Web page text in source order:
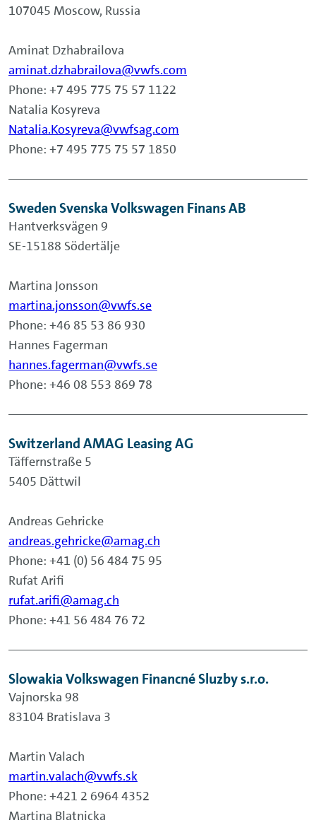
107045 Moscow, Russia
Aminat Dzhabrailova
aminat.dzhabrailova@vwfs.com
Phone: +7 495 775 75 57 1122
Natalia Kosyreva
Natalia.Kosyreva@vwfsag.com
Phone: +7 495 775 75 57 1850
Sweden Svenska Volkswagen Finans AB
Hantverksvägen 9
SE-15188 Södertälje
Martina Jonsson
martina.jonsson@vwfs.se
Phone: +46 85 53 86 930
Hannes Fagerman
hannes.fagerman@vwfs.se
Phone: +46 08 553 869 78
Switzerland AMAG Leasing AG
Täffernstraße 5
5405 Dättwil
Andreas Gehricke
andreas.gehricke@amag.ch
Phone: +41 (0) 56 484 75 95
Rufat Arifi
rufat.arifi@amag.ch
Phone: +41 56 484 76 72
Slowakia Volkswagen Financné Sluzby s.r.o.
Vajnorska 98
83104 Bratislava 3
Martin Valach
martin.valach@vwfs.sk
Phone: +421 2 6964 4352
Martina Blatnicka